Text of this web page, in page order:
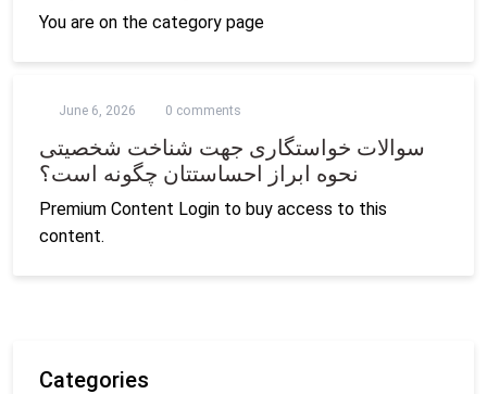
You are on the category page
June 6, 2026 0 comments
سوالات خواستگاری جهت شناخت شخصیتی
نحوه ابراز احساستتان چگونه است؟
Premium Content Login to buy access to this
content.
Categories